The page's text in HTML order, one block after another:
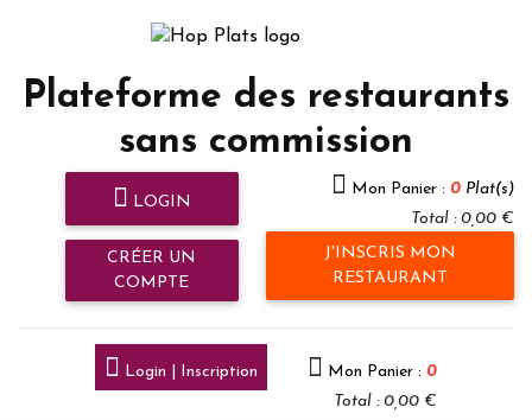
Plateforme des restaurants
sans commission
LOGIN
CRÉER UN
COMPTE
Mon Panier : 0 Plat(s)
Total : 0,00 €
J'INSCRIS MON
RESTAURANT
Login | Inscription Mon Panier : 0
Total : 0,00 €